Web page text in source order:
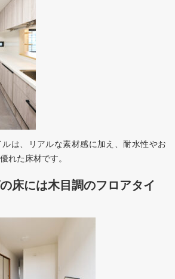
は、リアルな素材感に加え、耐水性やお
れた床材です。
床には木目調のフロアタイ